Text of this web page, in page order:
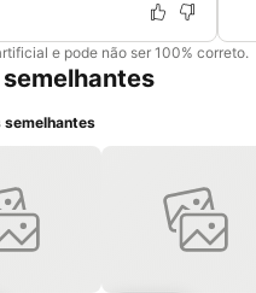
e pode não ser 100% correto.
semelhantes